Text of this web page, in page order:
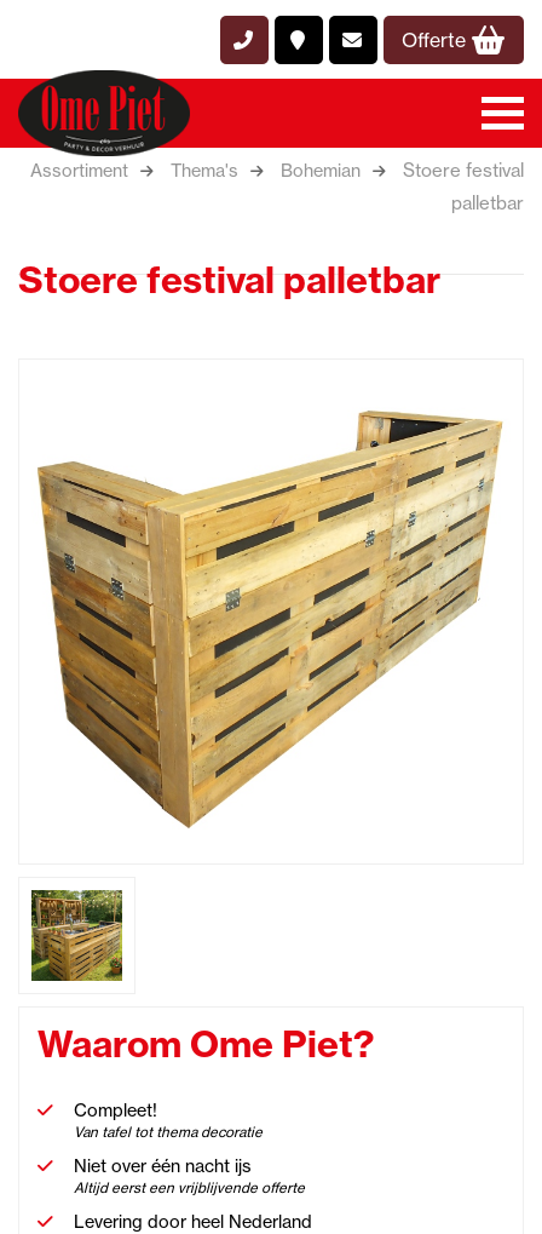
Offerte
Assortiment Thema's Bohemian
Stoere festival
palletbar
Stoere festival palletbar
Waarom Ome Piet?
Compleet!
Van tafel tot thema decoratie
Niet over één nacht ijs
Altijd eerst een vrijblijvende offerte
Levering door heel Nederland